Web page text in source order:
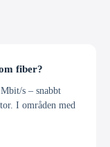
fiber?
s – snabbt
I områden med